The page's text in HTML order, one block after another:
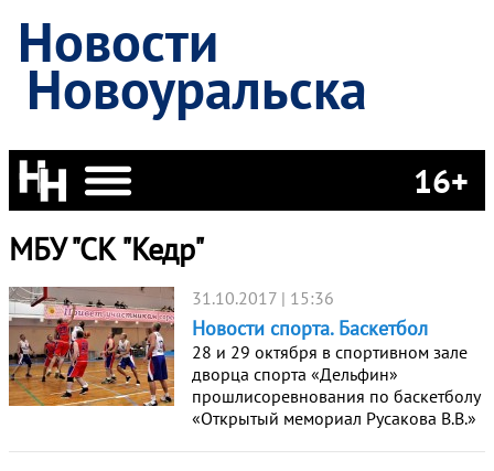
Новости
Новоуральска
16+
МБУ "СК "Кедр"
31.10.2017 | 15:36
Новости спорта. Баскетбол
28 и 29 октября в спортивном зале
дворца спорта «Дельфин»
прошлисоревнования по баскетболу
«Открытый мемориал Русакова В.В.»